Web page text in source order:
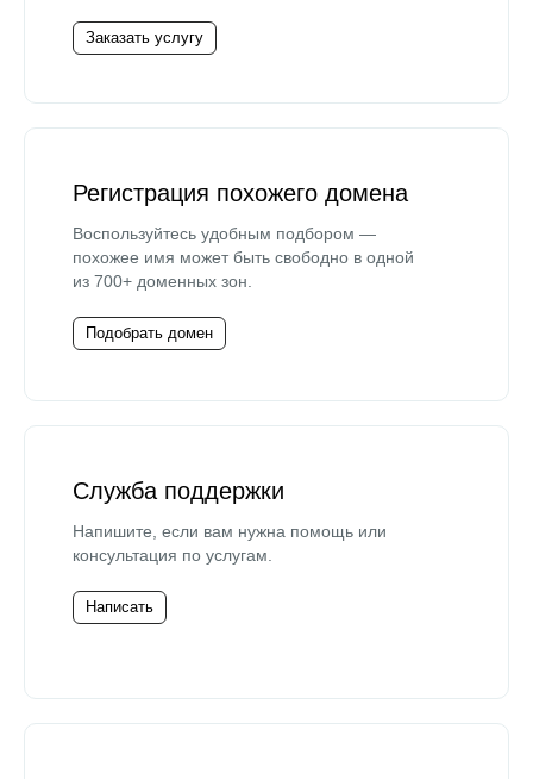
Заказать услугу
Регистрация похожего домена
Воспользуйтесь удобным подбором —
похожее имя может быть свободно в одной
из 700+ доменных зон.
Подобрать домен
Служба поддержки
Напишите, если вам нужна помощь или
консультация по услугам.
Написать